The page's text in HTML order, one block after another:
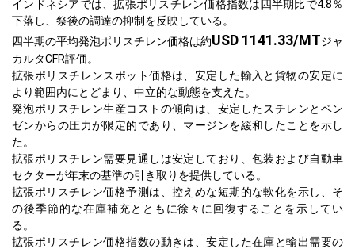
インドネシアでは、拡張ポリスチレン価格指数は四半期比で4.8％
下落し、祭後の調達の抑制を反映している。
四半期の平均発泡ポリスチレン価格は約USD 1141.33/MTジャ
カルタCFR評価。
拡張ポリスチレンスポット価格は、安定した輸入と貨物の安定に
より範囲内にとどまり、中立的な動態を支えた。
発泡ポリスチレン生産コストの傾向は、安定したスチレンとベン
ゼンからの圧力が限定的であり、マージンを緩和したことを示し
た。
拡張ポリスチレン需要見通しは安定しており、包装および自動車
セクターが年末の基準の引き取りを提供している。
拡張ポリスチレン価格予測は、控えめな短期的な軟化を示し、そ
の後季節的な在庫補充とともに徐々に回復することを示してい
る。
拡張ポリスチレン価格指数の動きは、安定した在庫と輸出需要の